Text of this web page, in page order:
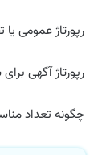
رپورتاژ عمومی
رپورتاژ آگهی
چگونه تعداد